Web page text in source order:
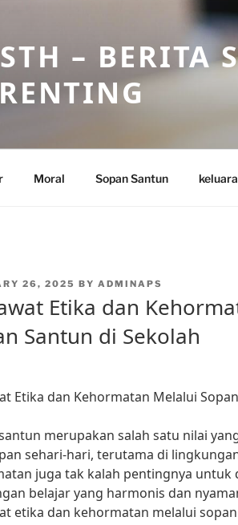
– BERITA
Moral Sopan Santun
26, 2025 BY ADMINAPS
Etika dan
Santun di Sekolah
Etika dan Kehormatan Melalui
merupakan salah satu nilai
sehari-hari, terutama di
juga tak kalah pentingnya untuk
belajar yang harmonis dan
etika dan kehormatan melalui